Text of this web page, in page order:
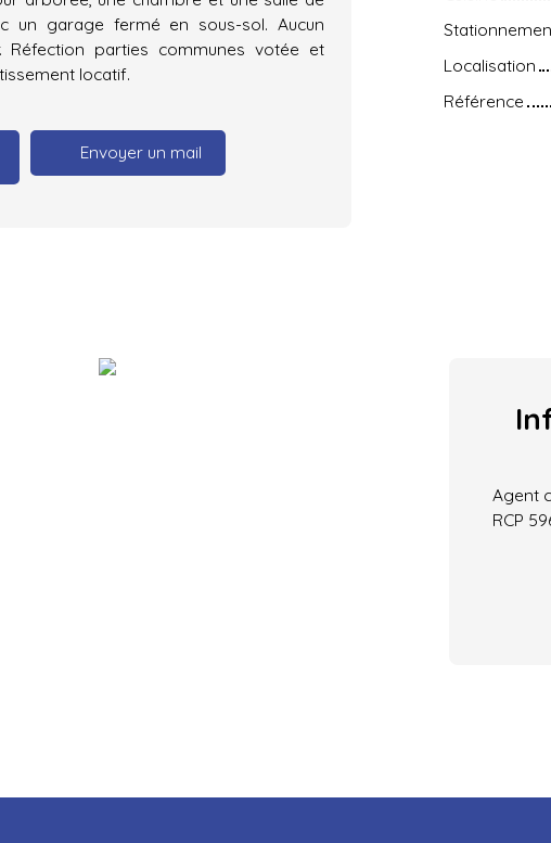
un garage fermé en sous-sol. Aucun
parties communes votée et
locatif.
Envoyer un mail
Localisation
Référence
Agent
RCP